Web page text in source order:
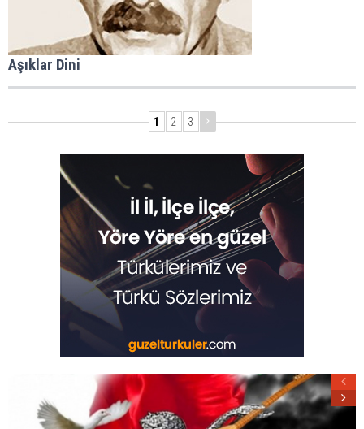
Aşıklar Dini
1 2 3